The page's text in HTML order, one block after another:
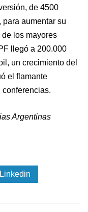
de 4500
para aumentar su
los mayores
llegó a 200.000
un crecimiento del
el flamante
Argentinas
Linkedin